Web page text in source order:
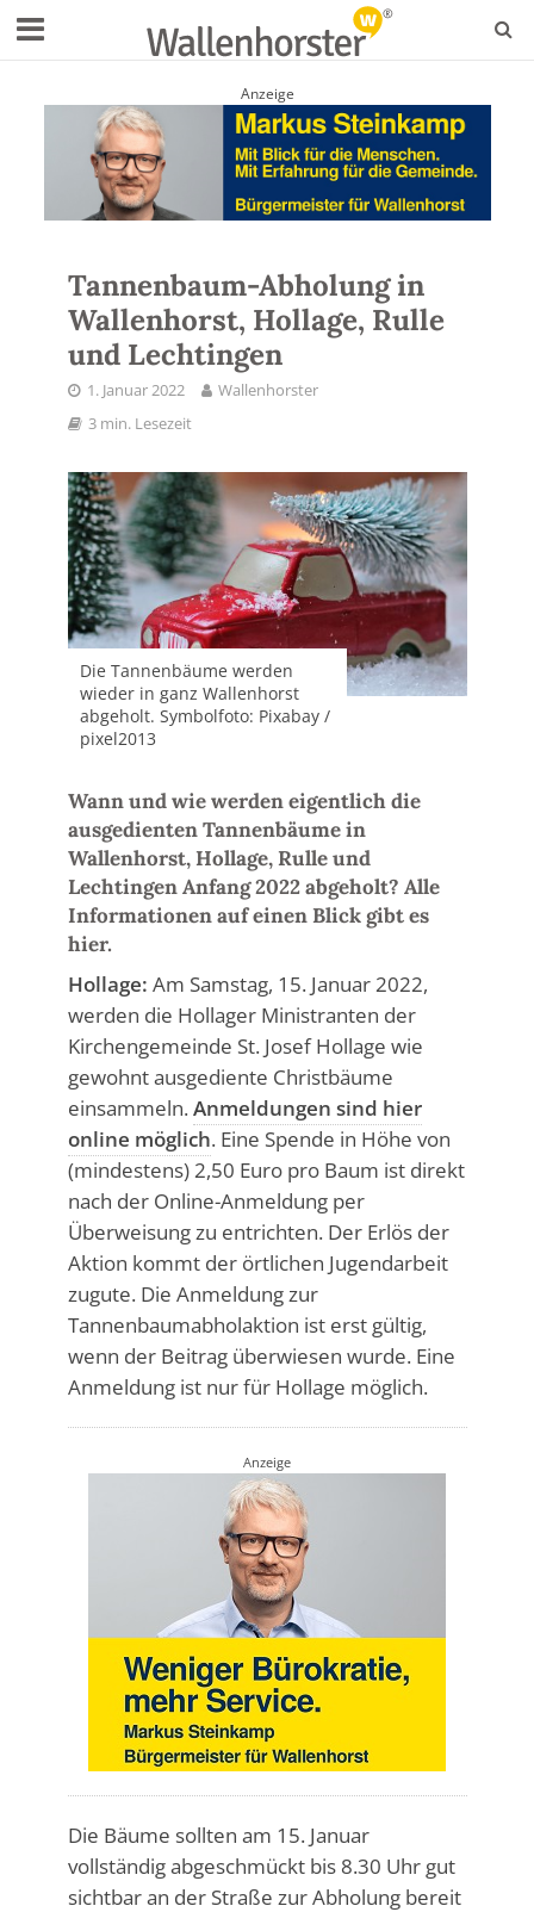
Anzeige
Tannenbaum-Abholung in
Wallenhorst, Hollage, Rulle
und Lechtingen
1. Januar 2022
Wallenhorster
3 min. Lesezeit
Die Tannenbäume werden
wieder in ganz Wallenhorst
abgeholt. Symbolfoto: Pixabay /
pixel2013
Wann und wie werden eigentlich die
ausgedienten Tannenbäume in
Wallenhorst, Hollage, Rulle und
Lechtingen Anfang 2022 abgeholt? Alle
Informationen auf einen Blick gibt es
hier.
Hollage: Am Samstag, 15. Januar 2022,
werden die Hollager Ministranten der
Kirchengemeinde St. Josef Hollage wie
gewohnt ausgediente Christbäume
einsammeln.Anmeldungen sind hier
online möglich. Eine Spende in Höhe von
(mindestens) 2,50 Euro pro Baum ist direkt
nach der Online-Anmeldung per
Überweisung zu entrichten. Der Erlös der
Aktion kommt der örtlichen Jugendarbeit
zugute. Die Anmeldung zur
Tannenbaumabholaktion ist erst gültig,
wenn der Beitrag überwiesen wurde. Eine
Anmeldung ist nur für Hollage möglich.
Anzeige
Die Bäume sollten am 15. Januar
vollständig abgeschmückt bis 8.30 Uhr gut
sichtbar an der Straße zur Abholung bereit